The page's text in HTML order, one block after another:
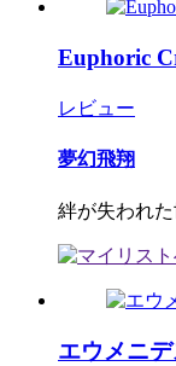
Euphoric
レビュー
夢幻飛翔
絆が失われ
エウメニデ